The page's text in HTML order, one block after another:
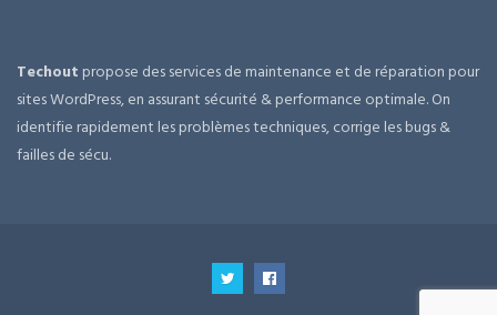
Techout propose des services de maintenance et de réparation pour
sites WordPress, en assurant sécurité & performance optimale. On
identifie rapidement les problèmes techniques, corrige les bugs &
failles de sécu.